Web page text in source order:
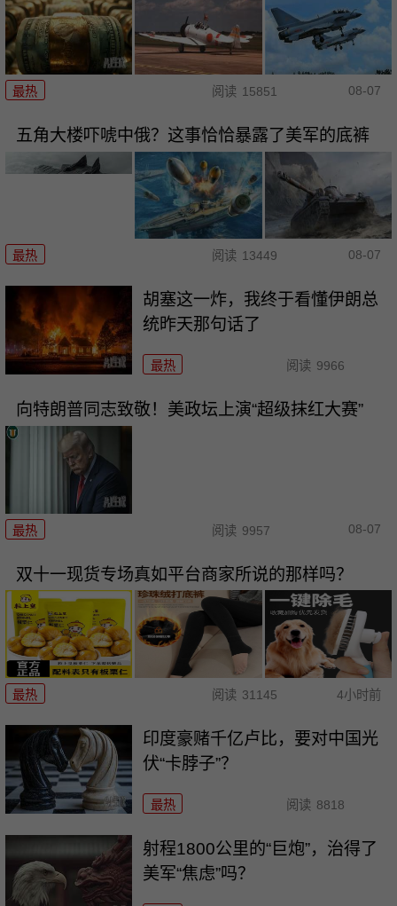
最热 阅读 15851 08-07
五角大楼吓唬中俄？这事恰恰暴露了美军的底裤
最热 阅读 13449 08-07
胡塞这一炸，我终于看懂伊朗总
统昨天那句话了
最热 阅读 9966
向特朗普同志致敬！美政坛上演“超级抹红大赛”
最热 阅读 9957 08-07
双十一现货专场真如平台商家所说的那样吗？
最热 阅读 31145 4小时前
印度豪赌千亿卢比，要对中国光
伏“卡脖子”？
最热 阅读 8818
射程1800公里的“巨炮”，治得了
美军“焦虑”吗？